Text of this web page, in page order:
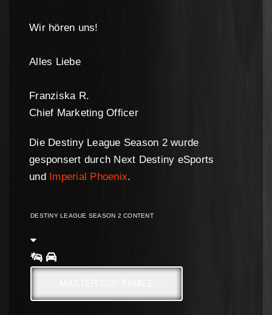
Wir hören uns!
Alles Liebe
Franziska R.
Chief Marketing Officer
Die Destiny League Season 2 wurde
gesponsert durch Next Destiny eSports
und Imperial Phoenix.
DESTINY LEAGUE SEASON 2 CONTENT